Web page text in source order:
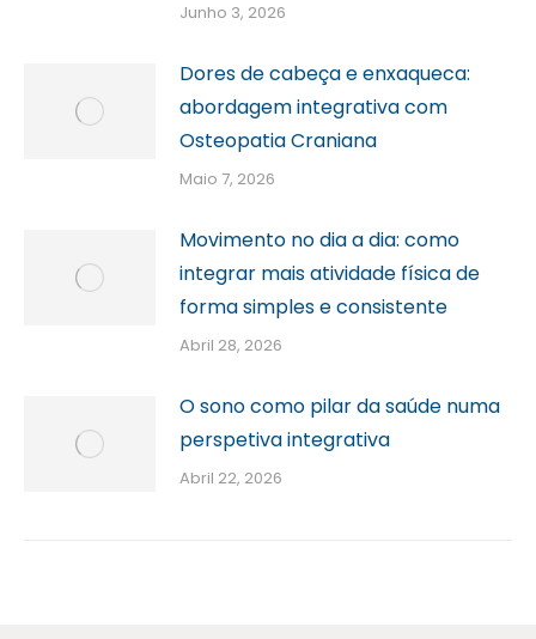
Junho 3, 2026
Dores de cabeça e enxaqueca:
abordagem integrativa com
Osteopatia Craniana
Maio 7, 2026
Movimento no dia a dia: como
integrar mais atividade física de
forma simples e consistente
Abril 28, 2026
O sono como pilar da saúde numa
perspetiva integrativa
Abril 22, 2026